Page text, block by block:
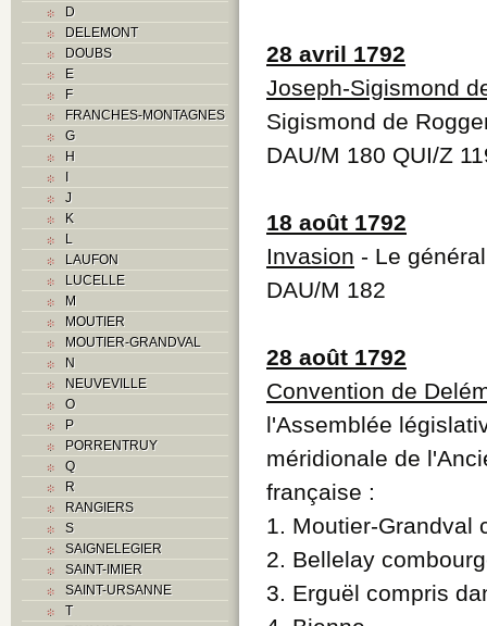
D
DELEMONT
DOUBS
E
F
FRANCHES-MONTAGNES
G
H
I
J
K
L
LAUFON
LUCELLE
M
MOUTIER
MOUTIER-GRANDVAL
N
NEUVEVILLE
O
P
PORRENTRUY
Q
R
RANGIERS
S
SAIGNELEGIER
SAINT-IMIER
SAINT-URSANNE
T
28 avril 1792
Joseph-Sigismond
Sigismond de
DAU/M 180 QUI/Z
18 août 1792
Invasion - Le
DAU/M 182
28 août 1792
Convention de
l'Assemblée
méridionale de
française :
1. Moutier-Grandval
2. Bellelay
3. Erguël compris